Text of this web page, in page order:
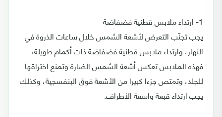
1- ارتداء ملابس قطنية فضفاضة
يجب تجنّب التعرض لأشعة الشمس خلال ساعات الذروة في
النهار، وارتداء ملابس قطنية فضفاضة ذات أكمام طويلة،
فهذه الملابس تعكس أشعة الشمس الضارة وتمنع اختراقها
للجلد، وتمتص جزءا كبيرا من الأشعة فوق البنفسجية، وكذلك
يجب ارتداء قبعة واسعة الأطراف.